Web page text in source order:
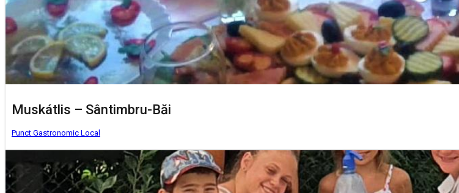
Muskátlis – Sântimbru-Băi
Punct Gastronomic Local